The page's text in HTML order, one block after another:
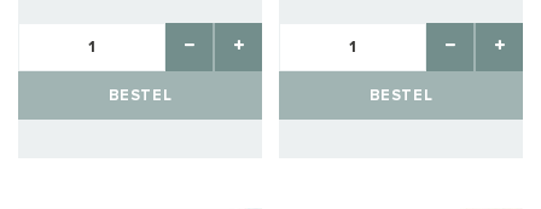
BESTEL BESTEL